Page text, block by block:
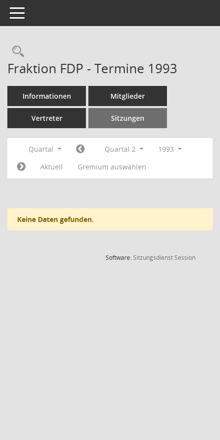
Toggle navigation
Rechercheauswahl
Fraktion FDP - Termine 1993
Informationen Mitglieder
Vertreter Sitzungen
Quartal Quartal 2
1993
Aktuell
Gremium auswählen
Keine Daten gefunden.
Software:SitzungsdienstSession(Wird in